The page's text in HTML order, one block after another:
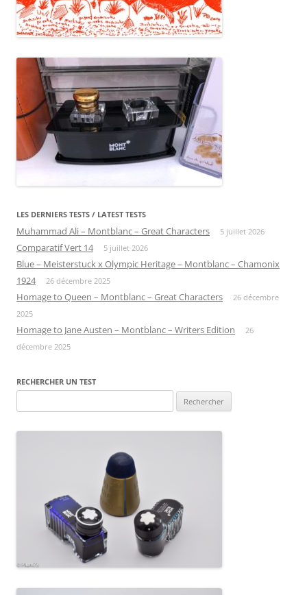
LES DERNIERS TESTS / LATEST TESTS
Muhammad Ali – Montblanc – Great Characters 5 juillet 2026
Comparatif Vert 14 5 juillet 2026
Blue – Meisterstuck x Olympic Heritage – Montblanc – Chamonix
1924
26 décembre 2025
Homage to Queen – Montblanc – Great Characters
26 décembre
2025
Homage to Jane Austen – Montblanc – Writers Edition
26
décembre 2025
RECHERCHER UN TEST